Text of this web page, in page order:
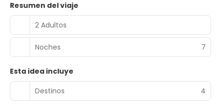
Resumen del viaje
2 Adultos
Noches 7
Esta idea incluye
Destinos
4